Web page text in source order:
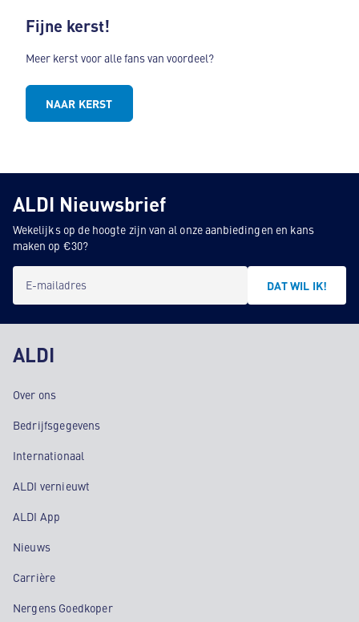
Fijne kerst!
Meer kerst voor alle fans van voordeel?
NAAR KERST
ALDI Nieuwsbrief
Wekelijks op de hoogte zijn van al onze aanbiedingen en kans
maken op €30?
E-mailadres DAT WIL IK!
ALDI
Over ons
Bedrijfsgegevens
Internationaal
ALDI vernieuwt
ALDI App
Nieuws
Carrière
Nergens Goedkoper